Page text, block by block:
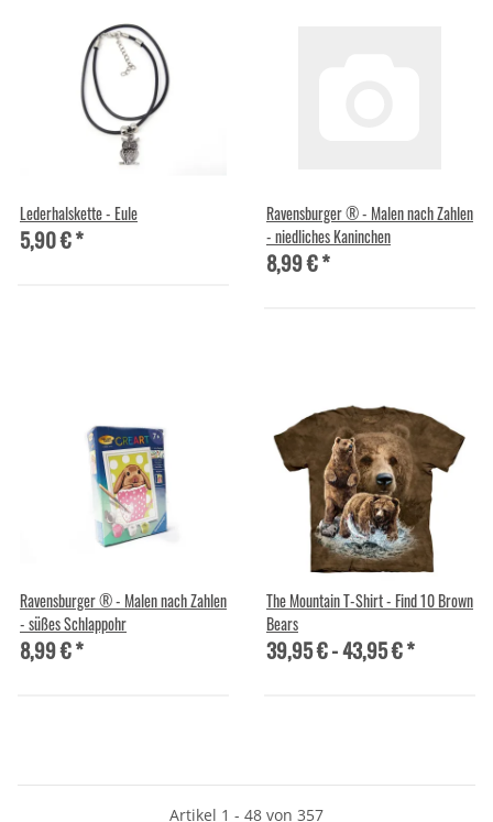
Lederhalskette - Eule
5,90 €*
Ravensburger ® - Malen nach Zahlen
- niedliches Kaninchen
8,99 €*
Ravensburger ® - Malen nach Zahlen
- süßes Schlappohr
8,99 €*
The Mountain T-Shirt - Find 10 Brown
Bears
39,95 € -43,95 €*
Artikel 1 - 48 von 357